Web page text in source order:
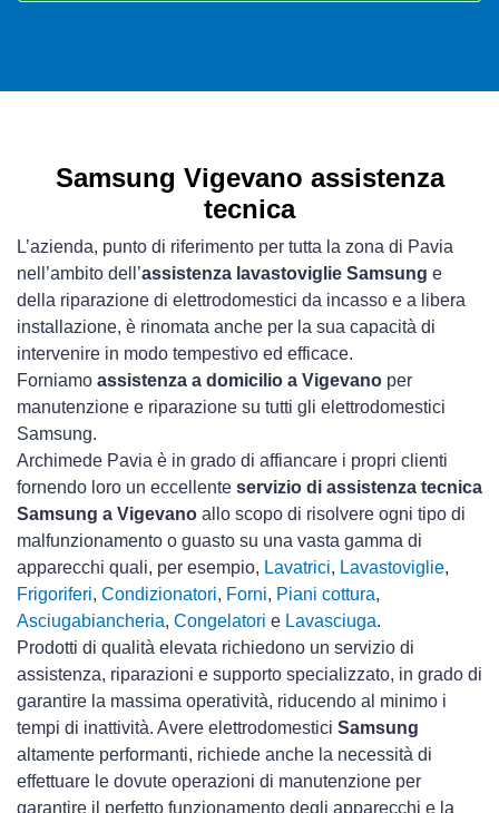
Samsung Vigevano assistenza
tecnica
L’azienda, punto di riferimento per tutta la zona di Pavia
nell’ambito dell’assistenza lavastoviglie Samsung e
della riparazione di elettrodomestici da incasso e a libera
installazione, è rinomata anche per la sua capacità di
intervenire in modo tempestivo ed efficace.
Forniamo assistenza a domicilio a Vigevano per
manutenzione e riparazione su tutti gli elettrodomestici
Samsung.
Archimede Pavia è in grado di affiancare i propri clienti
fornendo loro un eccellente servizio di assistenza tecnica
Samsung a Vigevano allo scopo di risolvere ogni tipo di
malfunzionamento o guasto su una vasta gamma di
apparecchi quali, per esempio, Lavatrici, Lavastoviglie,
Frigoriferi, Condizionatori, Forni, Piani cottura,
Asciugabiancheria, Congelatori e Lavasciuga.
Prodotti di qualità elevata richiedono un servizio di
assistenza, riparazioni e supporto specializzato, in grado di
garantire la massima operatività, riducendo al minimo i
tempi di inattività. Avere elettrodomestici Samsung
altamente performanti, richiede anche la necessità di
effettuare le dovute operazioni di manutenzione per
garantire il perfetto funzionamento degli apparecchi e la